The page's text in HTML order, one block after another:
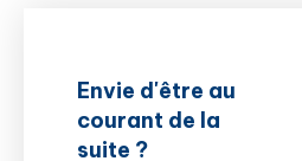
Envie d'être au
courant de la
suite ?